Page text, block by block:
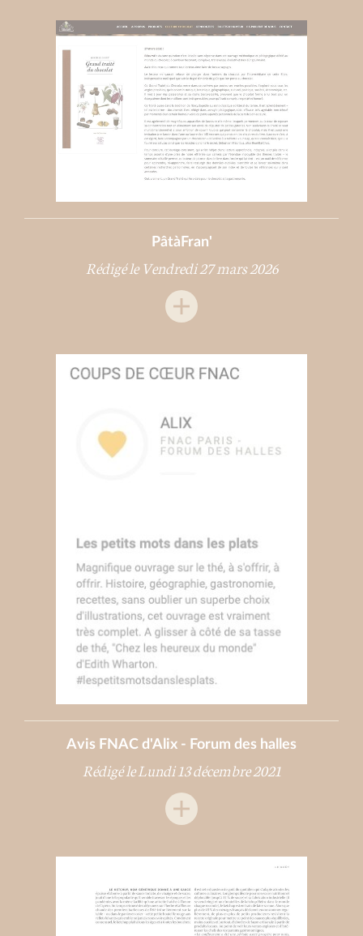
PâtàFran'
Rédigé le Vendredi 27 mars 2026
Avis FNAC d'Alix - Forum des halles
Rédigé le Lundi 13 décembre 2021